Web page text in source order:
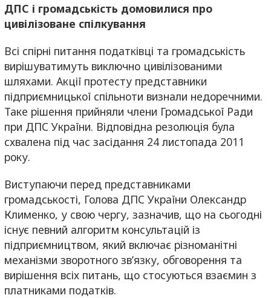
ДПС і громадськість домовилися про
цивілізоване спілкування
Всі спірні питання податківці та громадськість
вирішуватимуть виключно цивілізованими
шляхами. Акції протесту представники
підприємницької спільноти визнали недоречними.
Таке рішення прийняли члени Громадської Ради
при ДПС України. Відповідна резолюція була
схвалена під час засідання 24 листопада 2011
року.
Виступаючи перед представниками
громадськості, Голова ДПС України Олександр
Клименко, у свою чергу, зазначив, що на сьогодні
існує певний алгоритм консультацій із
підприємництвом, який включає різноманітні
механізми зворотного зв’язку, обговорення та
вирішення всіх питань, що стосуються взаємин з
платниками податків.